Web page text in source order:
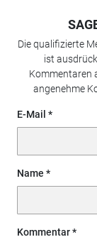
Die qualifizierte
ist
Kommentaren
angenehme
E-Mail
Name
Kommentar